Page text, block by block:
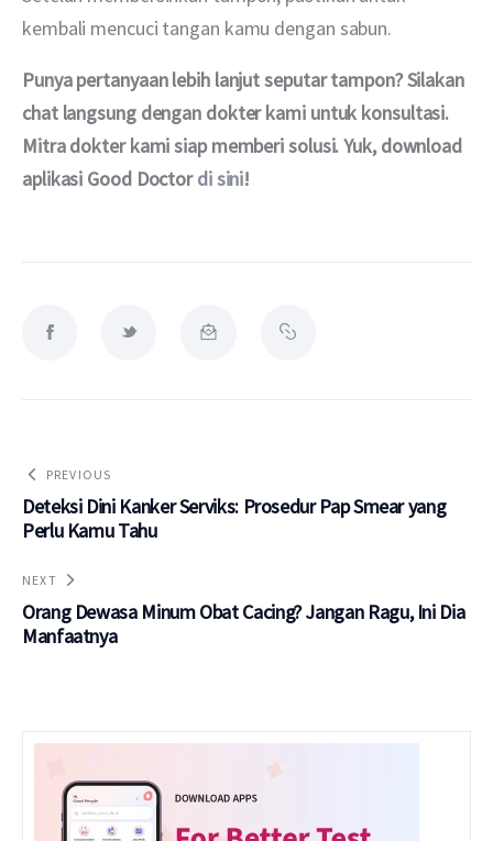
kembali mencuci tangan kamu dengan sabun.
Punya pertanyaan lebih lanjut seputar tampon? Silakan
chat langsung dengan dokter kami untuk konsultasi.
Mitra dokter kami siap memberi solusi. Yuk, download
aplikasi Good Doctor di sini!
PREVIOUS
Deteksi Dini Kanker Serviks: Prosedur Pap Smear yang
Perlu Kamu Tahu
NEXT
Orang Dewasa Minum Obat Cacing? Jangan Ragu, Ini Dia
Manfaatnya